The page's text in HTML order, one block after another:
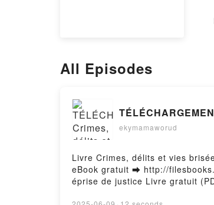
All Episodes
ekymamaworud
Livre Crimes, délits et vies
eBook gratuit ➡ http://
éprise de justice Livre gratuit